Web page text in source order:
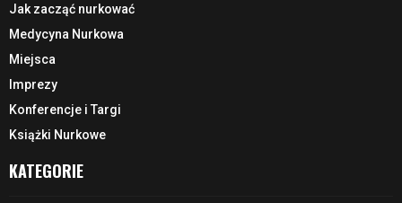
Jak zacząć nurkować
Medycyna Nurkowa
Miejsca
Imprezy
Konferencje i Targi
Książki Nurkowe
KATEGORIE